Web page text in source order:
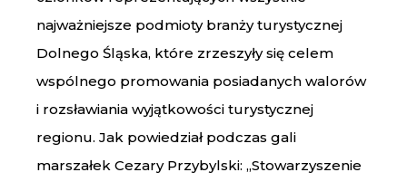
najważniejsze podmioty branży turystycznej
Dolnego Śląska, które zrzeszyły się celem
wspólnego promowania posiadanych walorów
i rozsławiania wyjątkowości turystycznej
regionu. Jak powiedział podczas gali
marszałek Cezary Przybylski: „Stowarzyszenie